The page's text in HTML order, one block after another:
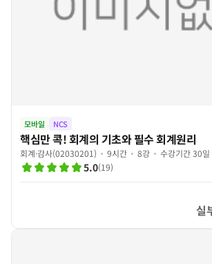
모바일 NCS
핵심만 콕! 회계의 기초와 필수 회계원리
회계·감사(02030201) 9시간 8강 수강기간 30일
5.0(19)
실